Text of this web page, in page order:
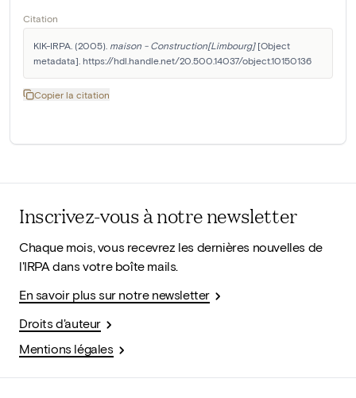
Citation
KIK-IRPA. (2005). maison - Construction[Limbourg] [Object
metadata]. https://hdl.handle.net/20.500.14037/object.10150136
Copier la citation
Inscrivez-vous à notre newsletter
Chaque mois, vous recevrez les dernières nouvelles de
l'IRPA dans votre boîte mails.
En savoir plus sur notre newsletter
Droits d'auteur
Mentions légales